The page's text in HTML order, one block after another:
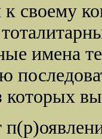
своему
имена